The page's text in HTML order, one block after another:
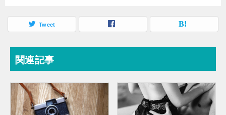
Tweet
関連記事